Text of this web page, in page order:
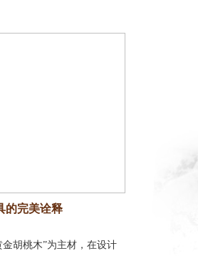
完美诠释
胡桃木”为主材，在设计